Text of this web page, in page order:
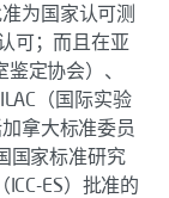
为国家认可测
可；而且在亚
定协会）、
（国际实验
拿大标准委员
国家标准研究
ES）批准的